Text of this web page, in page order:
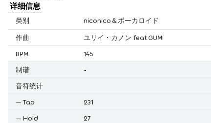
详细信息
类别 niconico＆ボーカロイド
作曲
ユリイ・カノン feat.GUMI
BPM
145
制谱
-
音符统计
— Tap
231
— Hold
27